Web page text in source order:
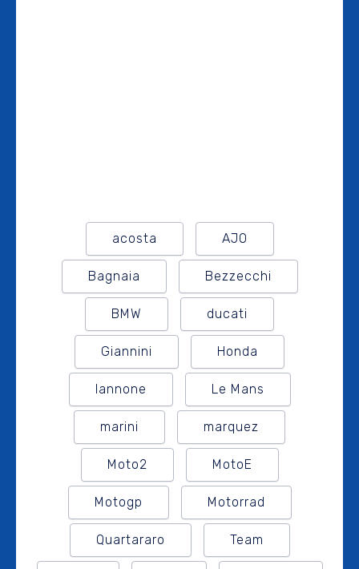
acosta AJO
Bagnaia Bezzecchi
BMW ducati
Giannini Honda
Iannone Le Mans
marini marquez
Moto2 MotoE
Motogp Motorrad
Quartararo Team